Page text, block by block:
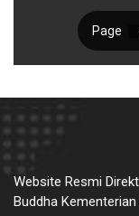
Website Resmi
Buddha